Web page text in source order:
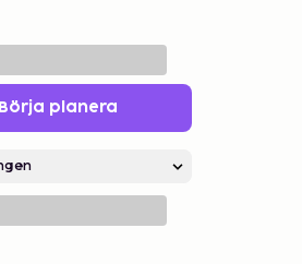
Börja planera